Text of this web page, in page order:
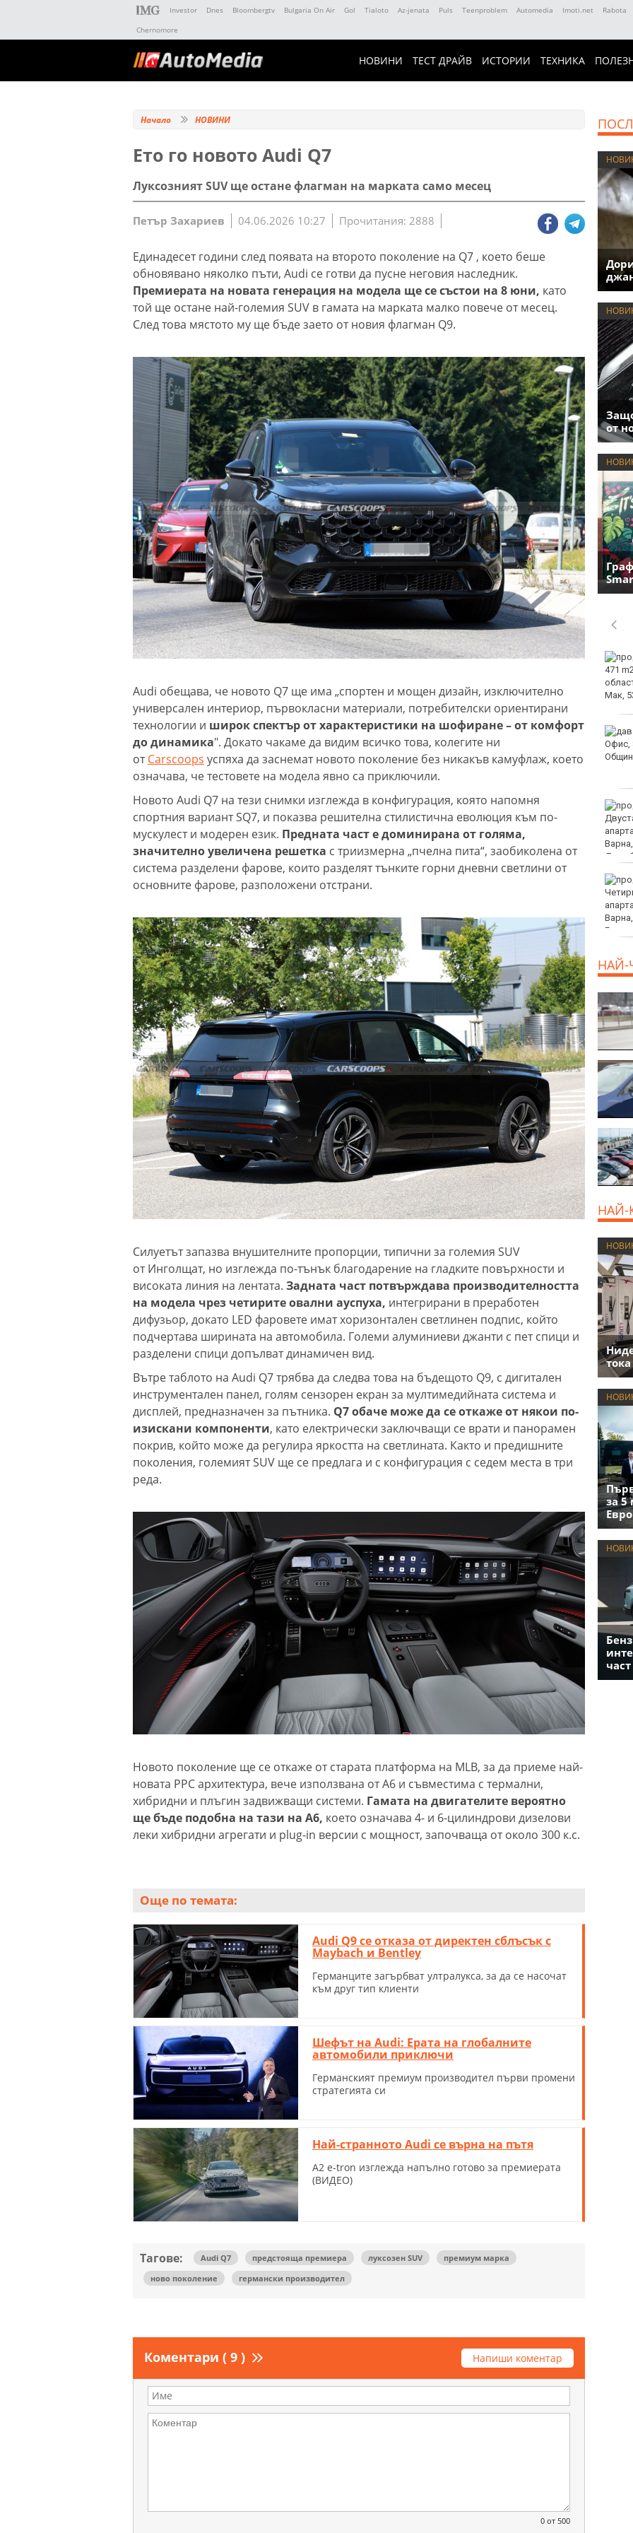
Investor Dnes Bloombergtv Bulgaria On Air Gol Tialoto Az-jenata Puls Teenproblem Automedia Imoti.net Rabota
Chernomore
НОВИНИ ТЕСТ ДРАЙВ ИСТОРИИ ТЕХНИКА
Начало НОВИНИ
Ето го новото Audi Q7
Луксозният SUV ще остане флагман на марката само месец
Петър Захариев 04.06.2026 10:27 Прочитания: 2888
Единадесет години след появата на второто поколение на Q7 , което беше
обновявано няколко пъти, Audi се готви да пусне неговия наследник.
Премиерата на новата генерация на модела ще се състои на 8 юни, като
той ще остане най-големия SUV в гамата на марката малко повече от месец.
След това мястото му ще бъде заето от новия флагман Q9.
Audi обещава, че новото Q7 ще има „спортен и мощен дизайн, изключително
универсален интериор, първокласни материали, потребителски ориентирани
технологии и широк спектър от характеристики на шофиране – от комфорт
до динамика". Докато чакаме да видим всичко това, колегите ни
отCarscoops успяха да заснемат новото поколение без никакъв камуфлаж, което
означава, че тестовете на модела явно са приключили.
Новото Audi Q7 на тези снимки изглежда в конфигурация, която напомня
спортния вариант SQ7, и показва решителна стилистична еволюция към по-
мускулест и модерен език. Предната част е доминирана от голяма,
значително увеличена решетка с триизмерна „пчелна пита“, заобиколена от
система разделени фарове, които разделят тънките горни дневни светлини от
основните фарове, разположени отстрани.
Силуетът запазва внушителните пропорции, типични за големия SUV
от Инголщат, но изглежда по-тънък благодарение на гладките повърхности и
високата линия на лентата. Задната част потвърждава производителността
на модела чрез четирите овални ауспуха, интегрирани в преработен
дифузьор, докато LED фаровете имат хоризонтален светлинен подпис, който
подчертава ширината на автомобила. Големи алуминиеви джанти с пет спици и
разделени спици допълват динамичен вид.
Вътре таблото на Audi Q7 трябва да следва това на бъдещото Q9, с дигитален
инструментален панел, голям сензорен екран за мултимедийната система и
дисплей, предназначен за пътника. Q7 обаче може да се откаже от някои по-
изискани компоненти, като електрически заключващи се врати и панорамен
покрив, който може да регулира яркостта на светлината. Както и предишните
поколения, големият SUV ще се предлага и с конфигурация с седем места в три
реда.
Новото поколение ще се откаже от старата платформа на MLB, за да приеме най-
новата PPC архитектура, вече използвана от A6 и съвместима с термални,
хибридни и плъгин задвижващи системи. Гамата на двигателите вероятно
ще бъде подобна на тази на A6, което означава 4- и 6-цилиндрови дизелови
леки хибридни агрегати и plug-in версии с мощност, започваща от около 300 к.с.
Още по темата:
Audi Q9 се отказа от директен сблъсък с
Maybach и Bentley
Германците загърбват ултралукса, за да се насочат
към друг тип клиенти
Шефът на Audi: Ерата на глобалните
автомобили приключи
Германският премиум производител първи промени
стратегията си
Най-странното Audi се върна на пътя
A2 e-tron изглежда напълно готово за премиерата
(ВИДЕО)
Тагове: Audi Q7 предстояща премиера луксозен SUV
премиум марка
ново поколение
германски производител
Коментари ( 9 ) Напиши коментар
0 от 500
от
Спад на сделки с имоти
Съдът отмени
предварителното
изпълнение на 12-те
заповеди за премахване
на сгради в Баба Алино
5 дни преди
обявяването на нов
президент в Унгария
няма нито един
официален кандидат
младежта във Варна
НАЙ-
НАЙ-
за 5
част